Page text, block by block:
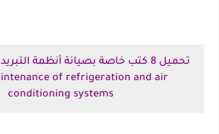
تحميل 8 كتب خاصة بصيانة أنظمة التبريد وتكييف الهواء
of refrigeration and air
conditioning systems